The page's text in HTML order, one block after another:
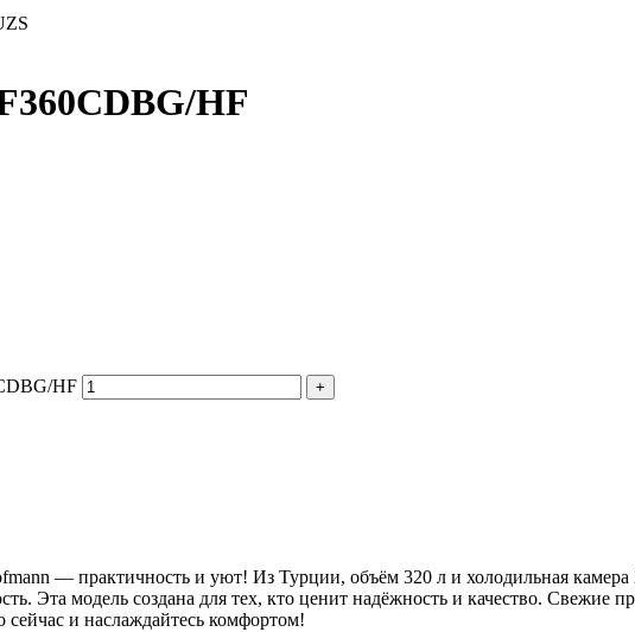
HF
HF
— практичность и уют! Из Турции, объём 320 л и холодильная
Эта модель создана для тех, кто ценит надёжность и качество. Свежие
и наслаждайтесь комфортом!